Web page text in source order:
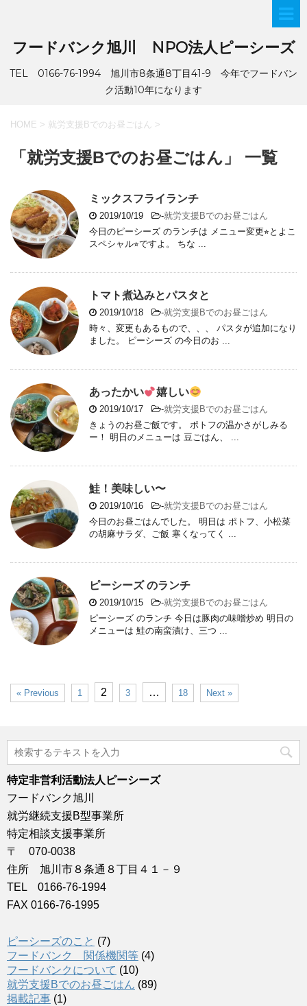
フードバンク旭川 NPO法人ピーシーズ
TEL 0166-76-1994 旭川市8条通8丁目41-9 今年でフードバン
ク活動10年になります
HOME > 就労支援Bでのお昼ごはん >
「就労支援Bでのお昼ごはん」 一覧
ミックスフライランチ
2019/10/19 -就労支援Bでのお昼ごはん
今日のピーシーズ のランチは メニュー変更⭐︎とよこ
スペシャル⭐︎ですよ。 ちな ...
トマト煮込みとパスタと
2019/10/18 -就労支援Bでのお昼ごはん
時々、変更もあるもので、、、 パスタが追加になり
ました。 ピーシーズ の今日のお ...
あったかい 嬉しい
2019/10/17 -就労支援Bでのお昼ごはん
きょうのお昼ご飯です。 ポトフの温かさがしみる
ー！ 明日のメニューは 豆ごはん、 ...
鮭！美味しい〜
2019/10/16 -就労支援Bでのお昼ごはん
今日のお昼ごはんでした。 明日は ポトフ、小松菜
の胡麻サラダ、ご飯 寒くなってく ...
ピーシーズ のランチ
2019/10/15 -就労支援Bでのお昼ごはん
ピーシーズ のランチ 今日は豚肉の味噌炒め 明日の
メニューは 鮭の南蛮漬け、三つ ...
« Previous 1 2 3 … 18 Next »
特定非営利活動法人ピーシーズ
フードバンク旭川
就労継続支援B型事業所
特定相談支援事業所
〒 070-0038
住所 旭川市８条通８丁目４１－９
TEL 0166-76-1994
FAX 0166-76-1995
ピーシーズのこと (7)
フードバンク 関係機関等 (4)
フードバンクについて (10)
就労支援Bでのお昼ごはん (89)
掲載記事 (1)